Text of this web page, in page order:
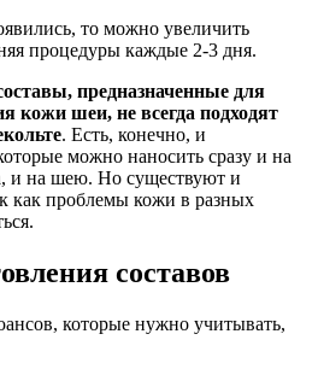
то можно увеличить
процедуры каждые 2-3 дня.
предназначенные для
кожи шеи, не всегда подходят
. Есть, конечно, и
можно наносить сразу и на
и на шею. Но существуют и
как проблемы кожи в разных
составов
которые нужно учитывать,